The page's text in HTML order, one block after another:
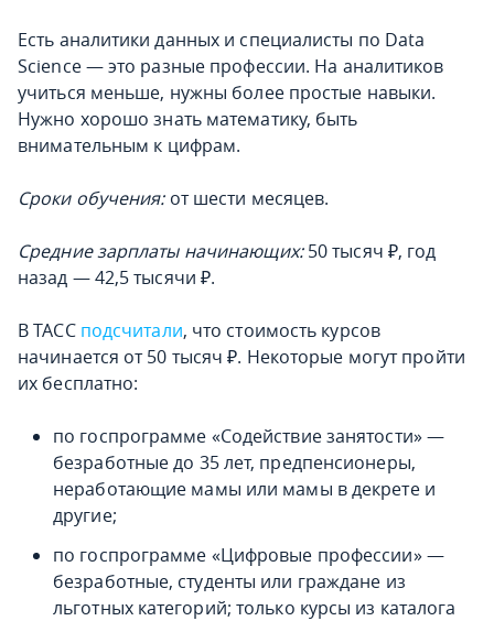
Есть аналитики данных и специалисты по Data
Science — это разные профессии. На аналитиков
учиться меньше, нужны более простые навыки.
Нужно хорошо знать математику, быть
внимательным к цифрам.
Сроки обучения: от шести месяцев.
Средние зарплаты начинающих:50 тысяч ₽, год
назад — 42,5 тысячи ₽.
В ТАСС подсчитали, что стоимость курсов
начинается от 50 тысяч ₽. Некоторые могут пройти
их бесплатно:
по госпрограмме «Содействие занятости» —
безработные до 35 лет, предпенсионеры,
неработающие мамы или мамы в декрете и
другие;
по госпрограмме «Цифровые профессии» —
безработные, студенты или граждане из
льготных категорий; только курсы из каталога